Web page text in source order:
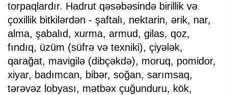
torpaqlardır. Hadrut qəsəbəsində birillik və
çoxillik bitkilərdən - şaftalı, nektarin, ərik, nar,
alma, şabalıd, xurma, armud, gilas, qoz,
fındıq, üzüm (süfrə və texniki), çiyələk,
qarağat, mavigilə (dibçəkdə), moruq, pomidor,
xiyar, badımcan, bibər, soğan, sarımsaq,
tərəvəz lobyası, mətbəx çuğunduru, kök,